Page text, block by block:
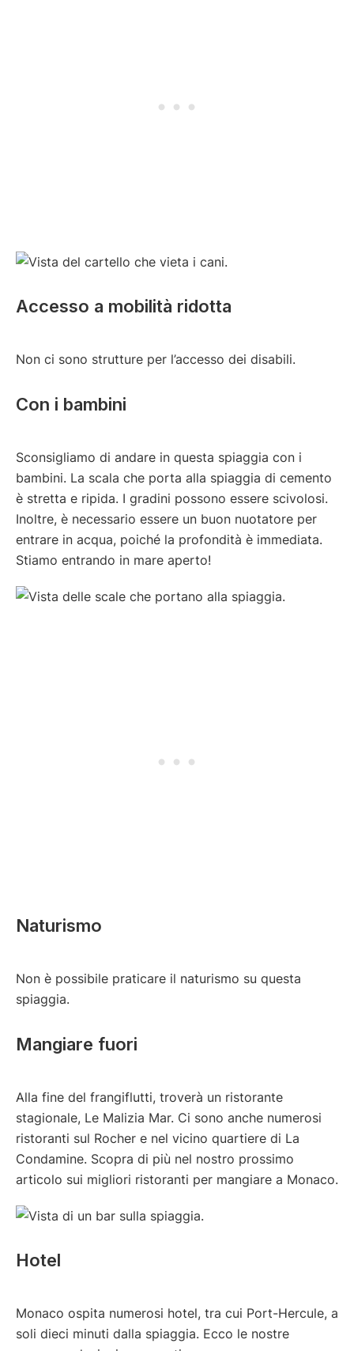
Accesso a mobilità ridotta
Non ci sono strutture per l’accesso dei disabili.
Con i bambini
Sconsigliamo di andare in questa spiaggia con i
bambini. La scala che porta alla spiaggia di cemento
è stretta e ripida. I gradini possono essere scivolosi.
Inoltre, è necessario essere un buon nuotatore per
entrare in acqua, poiché la profondità è immediata.
Stiamo entrando in mare aperto!
Naturismo
Non è possibile praticare il naturismo su questa
spiaggia.
Mangiare fuori
Alla fine del frangiflutti, troverà un ristorante
stagionale, Le Malizia Mar. Ci sono anche numerosi
ristoranti sul Rocher e nel vicino quartiere di La
Condamine. Scopra di più nel nostro prossimo
articolo sui migliori ristoranti per mangiare a Monaco.
Hotel
Monaco ospita numerosi hotel, tra cui Port-Hercule, a
soli dieci minuti dalla spiaggia. Ecco le nostre